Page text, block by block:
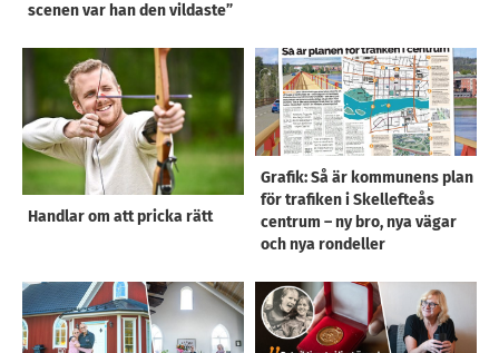
scenen var han den vildaste”
Handlar om att pricka rätt
Grafik: Så är kommunens plan
för trafiken i Skellefteås
centrum – ny bro, nya vägar
och nya rondeller